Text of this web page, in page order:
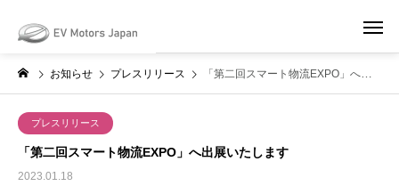
お知らせ プレスリリース 「第二回スマート物流EXPO」へ出展いたします
プレスリリース
「第二回スマート物流EXPO」へ出展いたします
2023.01.18
seriously. Please see our privacy policy for details and any questions.
Yes